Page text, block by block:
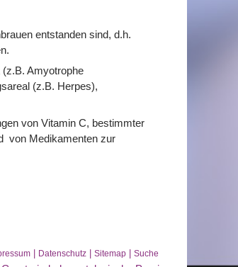
entstanden sind, d.h.
Amyotrophe
(z.B. Herpes),
von Vitamin C, bestimmter
von Medikamenten zur
Datenschutz Sitemap Suche